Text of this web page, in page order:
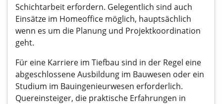
Schichtarbeit erfordern. Gelegentlich sind auch
Einsätze im Homeoffice möglich, hauptsächlich
wenn es um die Planung und Projektkoordination
geht.
Für eine Karriere im Tiefbau sind in der Regel eine
abgeschlossene Ausbildung im Bauwesen oder ein
Studium im Bauingenieurwesen erforderlich.
Quereinsteiger, die praktische Erfahrungen in